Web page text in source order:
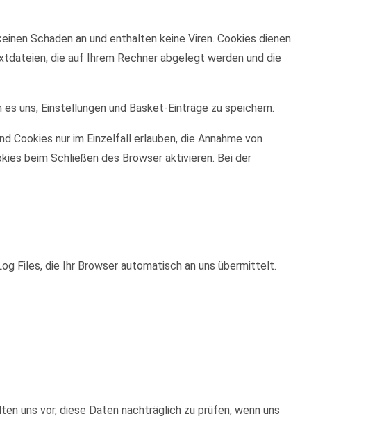
Schaden an und enthalten keine Viren. Cookies dienen
die auf Ihrem Rechner abgelegt werden und die
uns, Einstellungen und Basket-Einträge zu speichern.
Cookies nur im Einzelfall erlauben, die Annahme von
beim Schließen des Browser aktivieren. Bei der
Files, die Ihr Browser automatisch an uns übermittelt.
uns vor, diese Daten nachträglich zu prüfen, wenn uns